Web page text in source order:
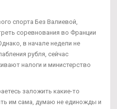
спорта Без Валиевой,
соревнования во Франции
в начале недели не
рубля, сейчас
налоги и министерство
заложить какие-то
им сама, думаю не единожды и